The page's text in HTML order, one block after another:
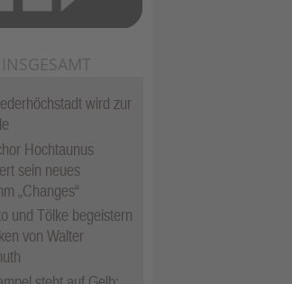
wird zur
Hochtaunus
sein neues
„Changes“
und Tölke begeistern
von Walter